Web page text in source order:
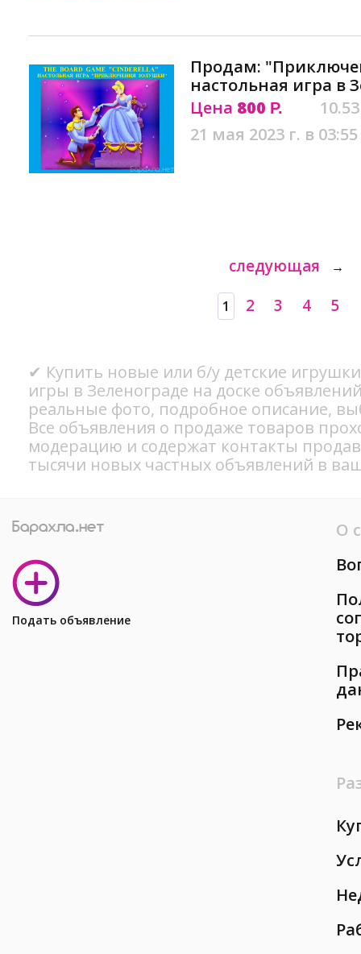
Продам:
настольная игра в
Цена 800 Р.
21 мая 2023 г. в 03:55
следующая →
1 2 3 4 5
✔ Купить новые или б/у детские
игры в Зеленограде на доске
реальные фото, подробное описание,
Все объявления о продаже товаров
модерацию и содержат контакты
тысячи новых частных объявлений в
Подать объявление
О